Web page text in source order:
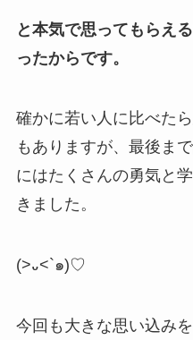
と本気で思ってもらえ
ったからです。
確かに若い人に比べた
もありますが、最後ま
にはたくさんの勇気と
きました。
(>᎑<`๑)♡
今回も大きな思い込み